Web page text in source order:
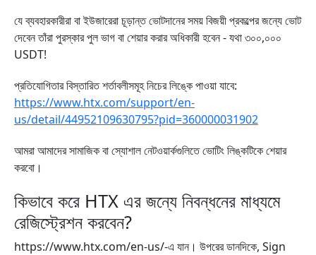
যে ব্যবহারকারীরা বা ইউজারেরা চূড়ান্ত ভোটদানের সময় বিজয়ী প্রকল্পের জন্যে ভোট
দেবেন তাঁরা পুরস্কার পুল ভাগ বা শেয়ার করার অধিকারী হবেন - যথা ৩০০,০০০
USDT!
প্রতিযোগিতার বিস্তারিত শর্তাবলীসমূহ নিচের লিঙ্কে পাওয়া যাবে:
https://www.htx.com/support/en-
us/detail/44952109630795?pid=360000031902
আমরা আমাদের সামাজিক বা স্যোশাল নেটওয়ার্কগুলিতে ভোটিং লিঙ্কটিকে শেয়ার
করবো।
কিভাবে করে HTX এর জন্যে নিবন্ধনের মাধ্যমে
রেজিস্ট্রেশন করবেন?
https://www.htx.com/en-us/-এ যান। উপরের ডানদিকে, Sign